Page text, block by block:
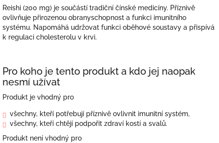
Reishi (200 mg) je součástí tradiční čínské medicíny. Příznivě
ovlivňuje přirozenou obranyschopnost a funkci imunitního
systému. Napomáhá udržovat funkci oběhové soustavy a přispívá
k regulaci cholesterolu v krvi.
Pro koho je tento produkt a kdo jej naopak
nesmí užívat
Produkt je vhodný pro
všechny, kteří potřebují příznivě ovlivnit imunitní systém,
všechny, kteří chtějí podpořit zdraví kostí a svalů.
Produkt není vhodný pro